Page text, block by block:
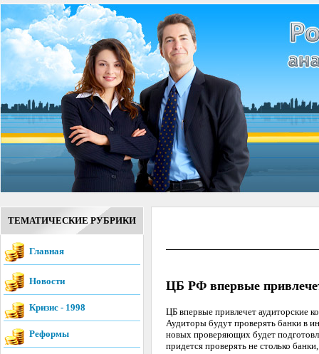
ТЕМАТИЧЕСКИЕ РУБРИКИ
Главная
Новости
Кризис - 1998
Реформы
ЦБ РФ впервые
ЦБ впервые привлечет аудиторские
Аудиторы будут проверять банки в
новых проверяющих будет
придется проверять не столько